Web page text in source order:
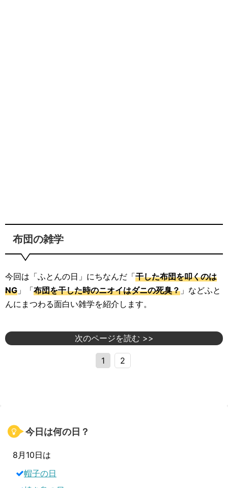
布団の雑学
今回は「ふとんの日」にちなんだ「干した布団を叩くのは
NG 」「布団を干した時のニオイはダニの死臭？ 」などふと
んにまつわる面白い雑学を紹介します。
次のページを読む >>
1 2
今日は何の日？
8月10日は
帽子の日